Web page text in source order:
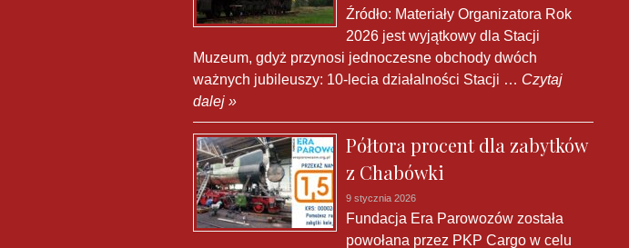
Źródło: Materiały Organizatora Rok
2026 jest wyjątkowy dla Stacji
Muzeum, gdyż przynosi jednoczesne obchody dwóch
ważnych jubileuszy: 10-lecia działalności Stacji … Czytaj
dalej »
Półtora procent dla zabytków
z Chabówki
9 stycznia 2026
Fundacja Era Parowozów została
powołana przez PKP Cargo w celu